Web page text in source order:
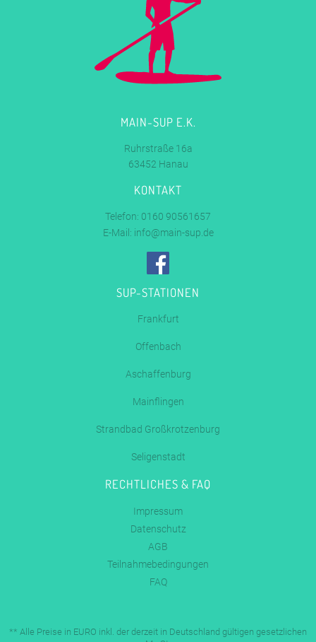
MAIN-SUP E.K.
Ruhrstraße 16a
63452 Hanau
KONTAKT
Telefon: 0160 90561657
E-Mail: info@main-sup.de
SUP-STATIONEN
Frankfurt
Offenbach
Aschaffenburg
Mainflingen
Strandbad Großkrotzenburg
Seligenstadt
RECHTLICHES & FAQ
Impressum
Datenschutz
AGB
Teilnahmebedingungen
FAQ
** Alle Preise in EURO inkl. der derzeit in Deutschland gültigen gesetzlichen